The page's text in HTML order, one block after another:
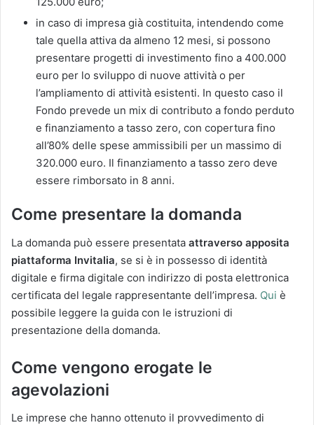
in caso di impresa già costituita, intendendo come
tale quella attiva da almeno 12 mesi, si possono
presentare progetti di investimento fino a 400.000
euro per lo sviluppo di nuove attività o per
l’ampliamento di attività esistenti. In questo caso il
Fondo prevede un mix di contributo a fondo perduto
e finanziamento a tasso zero, con copertura fino
all’80% delle spese ammissibili per un massimo di
320.000 euro. Il finanziamento a tasso zero deve
essere rimborsato in 8 anni.
Come presentare la domanda
La domanda può essere presentata attraverso apposita
piattaforma Invitalia, se si è in possesso di identità
digitale e firma digitale con indirizzo di posta elettronica
certificata del legale rappresentante dell’impresa. Qui è
possibile leggere la guida con le istruzioni di
presentazione della domanda.
Come vengono erogate le
agevolazioni
Le imprese che hanno ottenuto il provvedimento di